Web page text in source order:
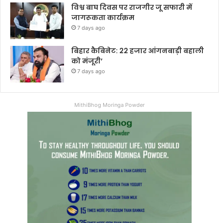
विश्व बाघ दिवस पर राजगीर जू सफारी में
जागरूकता कार्यक्रम
7 days ago
बिहार कैबिनेट: 22 हजार आंगनबाड़ी बहाली
को मंजूरी’
7 days ago
MithiBhog Moringa Powder